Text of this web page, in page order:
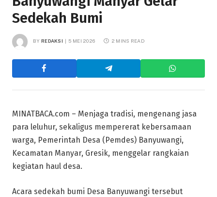
Sedekah Bumi
BY REDAKSI 5 MEI 2026 2 MINS READ
MINATBACA.com – Menjaga tradisi, mengenang jasa
para leluhur, sekaligus mempererat kebersamaan
warga, Pemerintah Desa (Pemdes) Banyuwangi,
Kecamatan Manyar, Gresik, menggelar rangkaian
kegiatan haul desa.
Acara sedekah bumi Desa Banyuwangi tersebut